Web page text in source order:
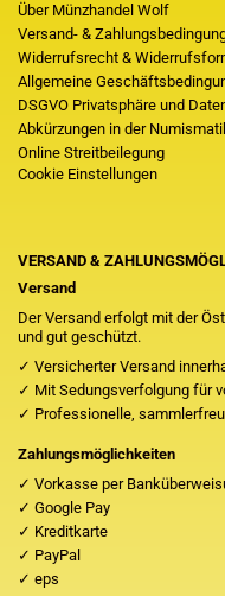
Über Münzhandel Wolf
Versand- &
Widerrufsrecht &
Allgemeine
DSGVO Privatsphäre und
Abkürzungen in der
Online Streitbeilegung
Cookie Einstellungen
VERSAND &
Versand
Der Versand erfolgt mit der
und gut geschützt.
✓ Versicherter Versand
✓ Mit Sedungsverfolgung für
✓ Professionelle,
Zahlungsmöglichkeiten
✓ Vorkasse per
✓ Google Pay
✓ Kreditkarte
✓ PayPal
✓ eps